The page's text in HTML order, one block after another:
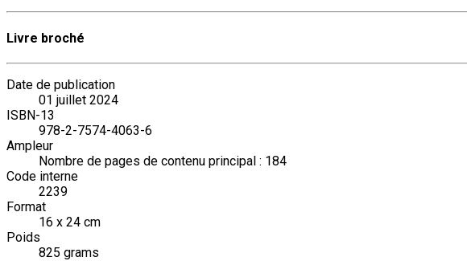
Livre broché
Date de publication
01 juillet 2024
ISBN-13
978-2-7574-4063-6
Ampleur
Nombre de pages de contenu principal : 184
Code interne
2239
Format
16 x 24 cm
Poids
825 grams